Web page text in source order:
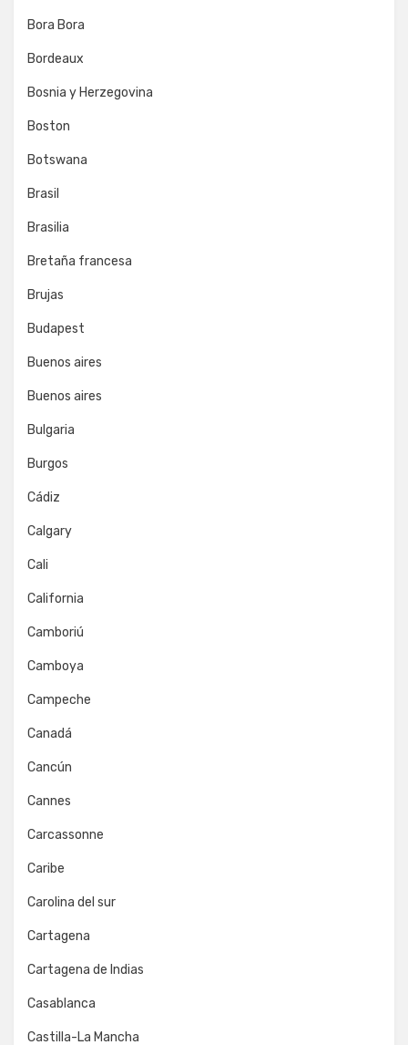
Bora Bora
Bordeaux
Bosnia y Herzegovina
Boston
Botswana
Brasil
Brasilia
Bretaña francesa
Brujas
Budapest
Buenos aires
Buenos aires
Bulgaria
Burgos
Cádiz
Calgary
Cali
California
Camboriú
Camboya
Campeche
Canadá
Cancún
Cannes
Carcassonne
Caribe
Carolina del sur
Cartagena
Cartagena de Indias
Casablanca
Castilla-La Mancha